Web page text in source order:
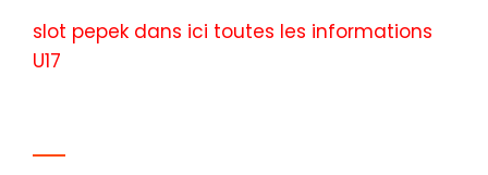
slot pepek dans ici toutes les informations
U17